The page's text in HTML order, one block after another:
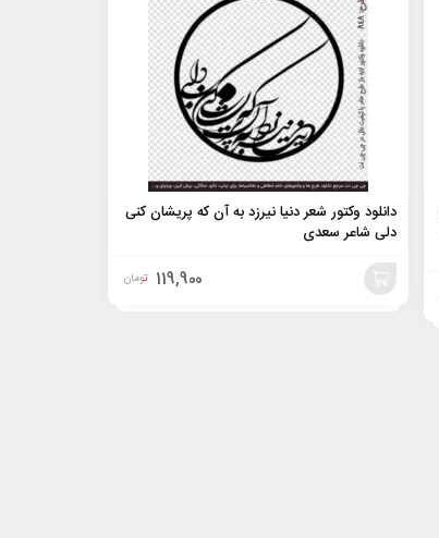
دانلود وکتور شعر دنیا نیرزد به آن که پریشان کنی
دلی شاعر سعدی
119,900 تومان